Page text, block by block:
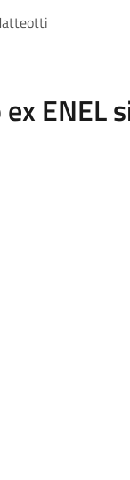
ENEL